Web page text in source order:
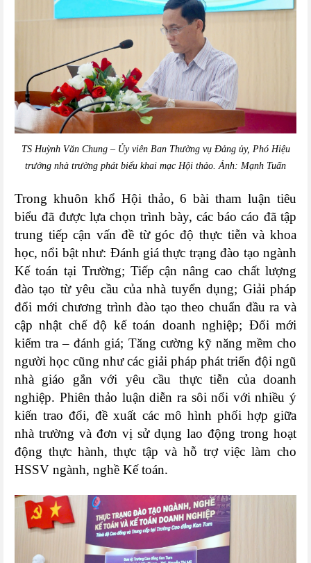
TS Huỳnh Văn Chung – Ủy viên Ban Thường vụ Đảng ủy, Phó Hiệu
trưởng nhà trường phát biểu khai mạc Hội thảo. Ảnh: Mạnh Tuấn
Trong khuôn khổ Hội thảo, 6 bài tham luận tiêu
biểu đã được lựa chọn trình bày, các báo cáo đã tập
trung tiếp cận vấn đề từ góc độ thực tiễn và khoa
học, nổi bật như: Đánh giá thực trạng đào tạo ngành
Kế toán tại Trường; Tiếp cận nâng cao chất lượng
đào tạo từ yêu cầu của nhà tuyển dụng; Giải pháp
đổi mới chương trình đào tạo theo chuẩn đầu ra và
cập nhật chế độ kế toán doanh nghiệp; Đổi mới
kiểm tra – đánh giá; Tăng cường kỹ năng mềm cho
người học cũng như các giải pháp phát triển đội ngũ
nhà giáo gắn với yêu cầu thực tiễn của doanh
nghiệp. Phiên thảo luận diễn ra sôi nổi với nhiều ý
kiến trao đổi, đề xuất các mô hình phối hợp giữa
nhà trường và đơn vị sử dụng lao động trong hoạt
động thực hành, thực tập và hỗ trợ việc làm cho
HSSV ngành, nghề Kế toán.